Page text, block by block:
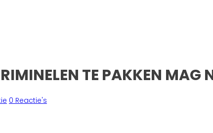
TE
TE PAKKEN MAG
0 Reactie's